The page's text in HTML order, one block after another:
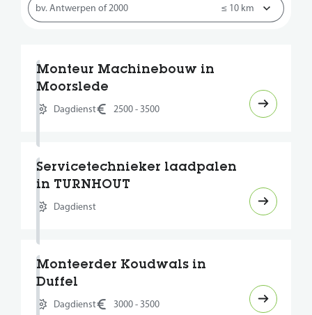
Monteur Machinebouw in
Moorslede
Dagdienst 2500 - 3500
Servicetechnieker laadpalen
in TURNHOUT
Dagdienst
Monteerder Koudwals in
Duffel
Dagdienst 3000 - 3500